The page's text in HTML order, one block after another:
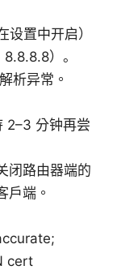
置中开启）
）。
析异常。
2–3 分钟再尝
闭路由器端的
户端。
cert